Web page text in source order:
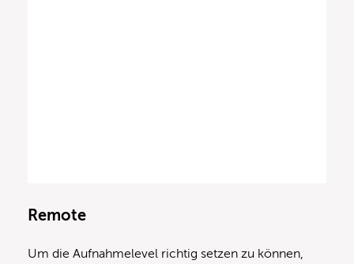
Remote
Um die Aufnahmelevel richtig setzen zu können,